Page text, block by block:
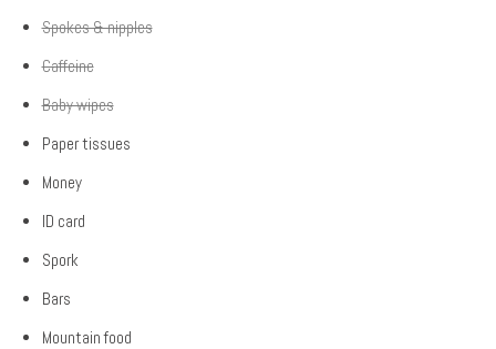
Spokes & nipples
Caffeine
Baby wipes
Paper tissues
Money
ID card
Spork
Bars
Mountain food